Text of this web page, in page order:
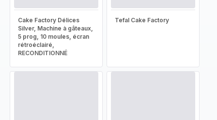
Cake Factory Délices
Silver, Machine à gâteaux,
5 prog, 10 moules, écran
rétroéclairé,
RECONDITIONNÉ
Tefal Cake Factory